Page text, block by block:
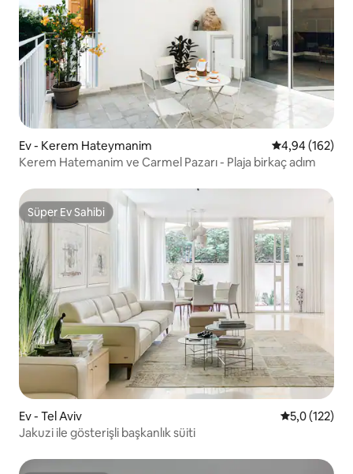
Ev - Kerem Hateymanim 5 üzerinden
4,94 (162)
Kerem Hatemanim ve Carmel Pazarı - Plaja birkaç adım
Süper Ev Sahibi
Süper Ev Sahibi
Ev - Tel Aviv 5 üzerinden
5,0 (122)
Jakuzi ile gösterişli başkanlık süiti